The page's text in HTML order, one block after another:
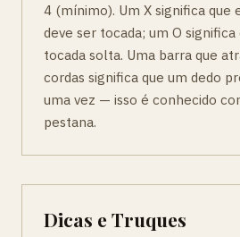
4 (mínimo). Um X significa que
deve ser tocada; um O significa
tocada solta. Uma barra que
cordas significa que um dedo
uma vez — isso é conhecido
pestana.
Dicas e Truques